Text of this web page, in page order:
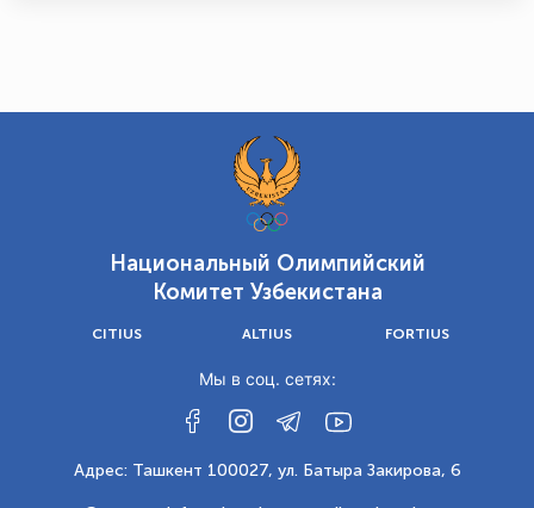
Национальный Олимпийский
Комитет Узбекистана
CITIUS ALTIUS FORTIUS
Мы в соц. сетях:
Адрес: Ташкент 100027, ул. Батыра Закирова, 6